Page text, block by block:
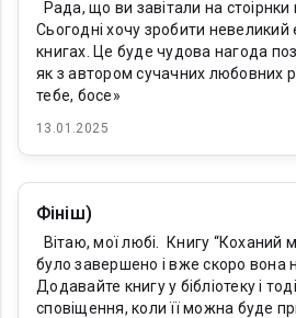
Сьогодні хочу зробити невеликий
книгах. Це буде чудова нагода
як з автором сучачних любовних романів.
тебе, босе»
13.01.2025
Фініш)
було завершено і вже скоро вона
Додавайте книгу у бібліотеку і